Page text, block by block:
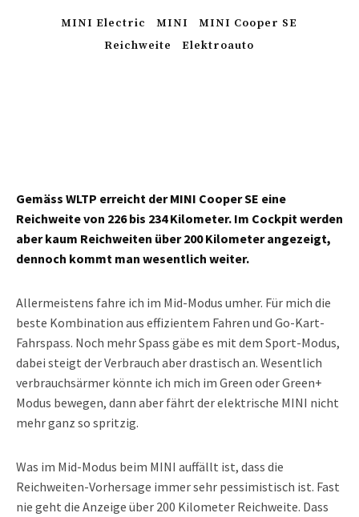
MINI Electric MINI
MINI Cooper SE
Reichweite
Elektroauto
Gemäss WLTP erreicht der MINI Cooper SE eine
Reichweite von 226 bis 234 Kilometer. Im Cockpit werden
aber kaum Reichweiten über 200 Kilometer angezeigt,
dennoch kommt man wesentlich weiter.
Allermeistens fahre ich im Mid-Modus umher. Für mich die
beste Kombination aus effizientem Fahren und Go-Kart-
Fahrspass. Noch mehr Spass gäbe es mit dem Sport-Modus,
dabei steigt der Verbrauch aber drastisch an. Wesentlich
verbrauchsärmer könnte ich mich im Green oder Green+
Modus bewegen, dann aber fährt der elektrische MINI nicht
mehr ganz so spritzig.
Was im Mid-Modus beim MINI auffällt ist, dass die
Reichweiten-Vorhersage immer sehr pessimistisch ist. Fast
nie geht die Anzeige über 200 Kilometer Reichweite. Dass